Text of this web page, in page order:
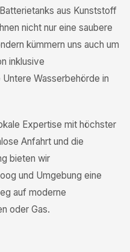
aus Kunststoff
nicht nur eine saubere
kümmern uns auch um
inklusive
Untere Wasserbehörde in
Expertise mit höchster
Anfahrt und die
bieten wir
und Umgebung eine
auf moderne
oder Gas.